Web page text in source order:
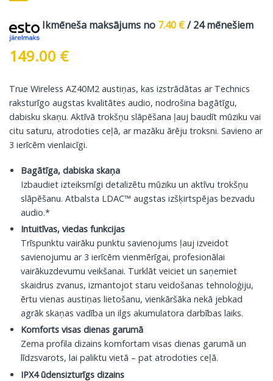
Ikmēneša maksājums no 7.40 €/ 24 mēnešiem
149.00 €
True Wireless AZ40M2 austiņas, kas izstrādātas ar Technics
raksturīgo augstas kvalitātes audio, nodrošina bagātīgu,
dabisku skaņu. Aktīvā trokšņu slāpēšana ļauj baudīt mūziku vai
citu saturu, atrodoties ceļā, ar mazāku ārēju troksni. Savieno ar
3 ierīcēm vienlaicīgi.
Bagātīga, dabiska skaņa
Izbaudiet izteiksmīgi detalizētu mūziku un aktīvu trokšņu
slāpēšanu. Atbalsta LDAC™ augstas izšķirtspējas bezvadu
audio.*
Intuitīvas, viedas funkcijas
Trīspunktu vairāku punktu savienojums ļauj izveidot
savienojumu ar 3 ierīcēm vienmērīgai, profesionālai
vairākuzdevumu veikšanai. Turklāt veiciet un saņemiet
skaidrus zvanus, izmantojot staru veidošanas tehnoloģiju,
ērtu vienas austiņas lietošanu, vienkāršāka nekā jebkad
agrāk skaņas vadība un ilgs akumulatora darbības laiks.
Komforts visas dienas garumā
Zema profila dizains komfortam visas dienas garumā un
līdzsvarots, lai paliktu vietā – pat atrodoties ceļā.
IPX4 ūdensizturīgs dizains